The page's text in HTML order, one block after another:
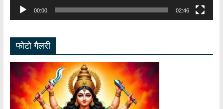
00:00 02:46
फोटो गैलरी